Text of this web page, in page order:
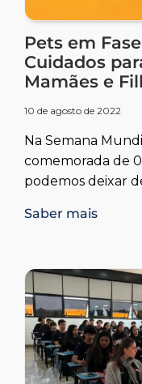
Pets em
Cuidados
Mamães e
10 de agosto de 2022
Na Semana
comemorada de
podemos deixar
Saber mais